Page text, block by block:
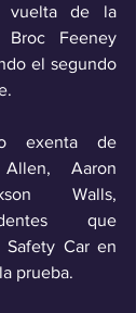
vuelta de la
Feeney
el segundo
exenta de
Aaron
Walls,
que
Safety Car en
prueba.